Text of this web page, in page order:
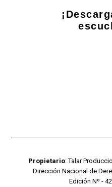
Propietario: Talar
Dirección Nacional de
Edición Nº -